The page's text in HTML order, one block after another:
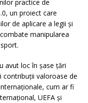
practice de
un proiect care
de aplicare a legii și
manipularea
avut loc în șase țări
valoroase de
cum ar fi
UEFA și